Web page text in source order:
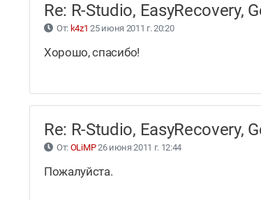
Re: R-Studio,
От: k4z1 25 июня 2011 г. 20:20
Хорошо, спасибо!
Re: R-Studio,
От: OLiMP26 июня 2011 г. 12:44
Пожалуйста.